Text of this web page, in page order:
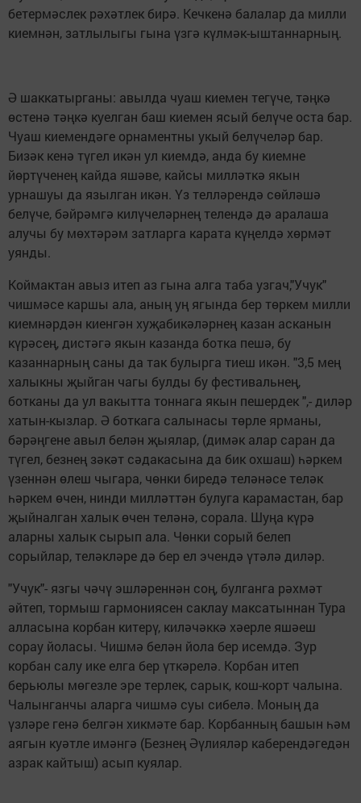
бетермәслек рәхәтлек бирә. Кечкенә балалар да милли
киемнән, затлылыгы гына үзгә күлмәк-ыштаннарның.
Ә шаккатырганы: авылда чуаш киемен тегүче, тәңкә
өстенә тәңкә куелган баш киемен ясый белүче оста бар.
Чуаш киемендәге орнаментны укый белүчеләр бар.
Бизәк кенә түгел икән ул киемдә, анда бу киемне
йөртүченең кайда яшәве, кайсы милләткә якын
урнашуы да язылган икән. Үз телләрендә сөйләшә
белүче, бәйрәмгә килүчеләрнең телендә дә аралаша
алучы бу мөхтәрәм затларга карата күңелдә хөрмәт
уянды.
Коймактан авыз итеп аз гына алга таба узгач,"Учук"
чишмәсе каршы ала, аның уң ягында бер төркем милли
киемнәрдән киенгән хуҗабикәләрнең казан асканын
күрәсең, дистәгә якын казанда ботка пешә, бу
казаннарның саны да так булырга тиеш икән. "3,5 мең
халыкны җыйган чагы булды бу фестивальнең,
ботканы да ул вакытта тоннага якын пешердек ",- диләр
хатын-кызлар. Ә боткага салынасы төрле ярманы,
бәрәңгене авыл белән җыялар, (димәк алар саран да
түгел, безнең зәкәт сәдакасына да бик охшаш) һәркем
үзеннән өлеш чыгара, чөнки биредә теләнәсе теләк
һәркем өчен, нинди милләттән булуга карамастан, бар
җыйналган халык өчен теләнә, сорала. Шуңа күрә
аларны халык сырып ала. Чөнки сорый белеп
сорыйлар, теләкләре дә бер ел эчендә үтәлә диләр.
"Учук"- язгы чәчү эшләреннән соң, булганга рәхмәт
әйтеп, тормыш гармониясен саклау максатыннан Тура
алласына корбан китерү, киләчәккә хәерле яшәеш
сорау йоласы. Чишмә белән йола бер исемдә. Зур
корбан салу ике елга бер үткәрелә. Корбан итеп
берьюлы мөгезле эре терлек, сарык, кош-корт чалына.
Чалынганчы аларга чишмә суы сибелә. Моның да
үзләре генә белгән хикмәте бар. Корбанның башын һәм
аягын куәтле имәнгә (Безнең Әүлияләр каберендәгедән
азрак кайтыш) асып куялар.